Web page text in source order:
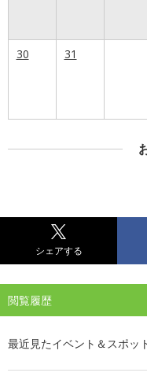
30 31
シェアする
閲覧履歴
最近見たイベント＆スポッ